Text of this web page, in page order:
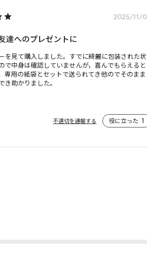
2025/11/
達へのプレゼントに
を見て購入しました。すでに綺麗に包装された状
で中身は確認していませんが，喜んでもらえると
専用の紙袋とセットで送られてき他のでそのまま
き助かりました。
不適切を通報する 役に立った 1